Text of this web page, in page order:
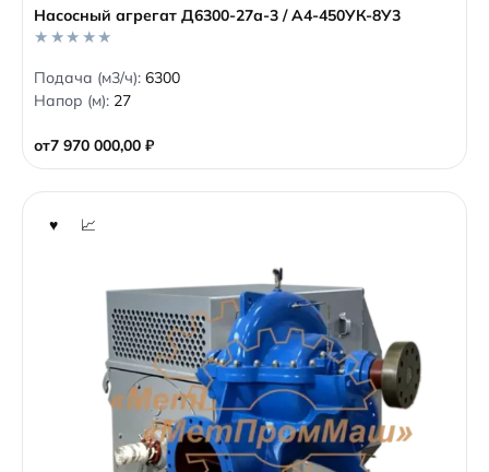
Насосный агрегат Д6300-27а-3 / А4-450УК-8У3
от7 970 000,00 ₽
0
o
u
f
5
Подача (м3/ч): 6300
Напор (м): 27